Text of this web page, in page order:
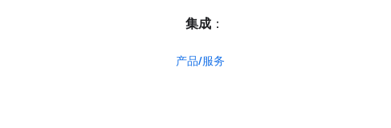
集成 ：
产品/服务